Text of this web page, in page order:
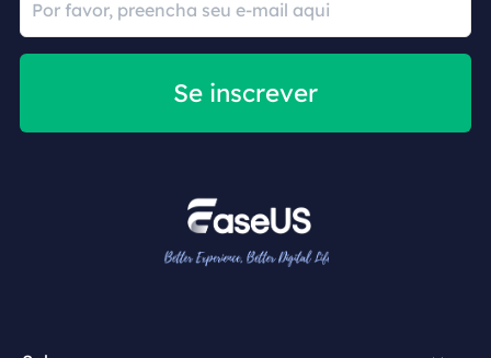
Se inscrever